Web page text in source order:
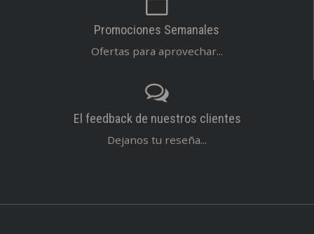
Promociones Semanales
Ofertas para aprovechar...
El feedback de nuestros clientes
Dejanos tu reseña...